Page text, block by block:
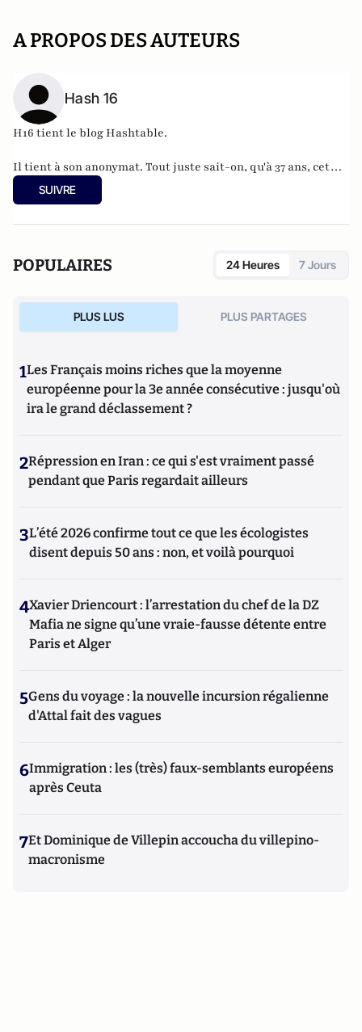
A PROPOS DES AUTEURS
Hash 16
H16 tient le blogHashtable.
Il tient à son anonymat. Tout juste sait-on, qu'à 37 ans, cet
informaticien à l'humour acerbe habite en Belgique et
travaille pour"une grosse boutique qui produit, gère et
SUIVRE
POPULAIRES 24 Heures 7 Jours
PLUS LUS PLUS PARTAGES
1Les Français moins riches que la moyenne
européenne pour la 3e année consécutive : jusqu'où
ira le grand déclassement ?
2Répression en Iran : ce qui s'est vraiment passé
pendant que Paris regardait ailleurs
3L’été 2026 confirme tout ce que les écologistes
disent depuis 50 ans : non, et voilà pourquoi
4Xavier Driencourt : l’arrestation du chef de la DZ
Mafia ne signe qu’une vraie-fausse détente entre
Paris et Alger
5Gens du voyage : la nouvelle incursion régalienne
d'Attal fait des vagues
6Immigration : les (très) faux-semblants européens
après Ceuta
7Et Dominique de Villepin accoucha du villepino-
macronisme